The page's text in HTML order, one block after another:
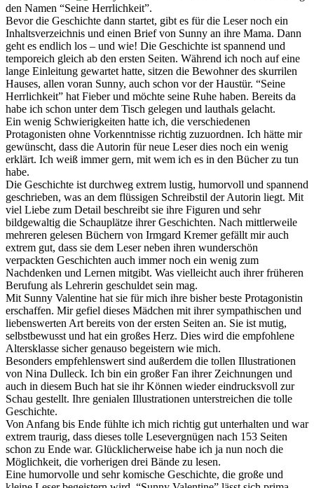
den Namen “Seine Herrlichkeit”.
Bevor die Geschichte dann startet, gibt es für die Leser noch ein
Inhaltsverzeichnis und einen Brief von Sunny an ihre Mama. Dann
geht es endlich los – und wie! Die Geschichte ist spannend und
temporeich gleich ab den ersten Seiten. Während ich noch auf eine
lange Einleitung gewartet hatte, sitzen die Bewohner des skurrilen
Hauses, allen voran Sunny, auch schon vor der Haustür. “Seine
Herrlichkeit” hat Fieber und möchte seine Ruhe haben. Bereits da
habe ich schon unter dem Tisch gelegen und lauthals gelacht.
Ein wenig Schwierigkeiten hatte ich, die verschiedenen
Protagonisten ohne Vorkenntnisse richtig zuzuordnen. Ich hätte mir
gewünscht, dass die Autorin für neue Leser dies noch ein wenig
erklärt. Ich weiß immer gern, mit wem ich es in den Bücher zu tun
habe.
Die Geschichte ist durchweg extrem lustig, humorvoll und spannend
geschrieben, was an dem flüssigen Schreibstil der Autorin liegt. Mit
viel Liebe zum Detail beschreibt sie ihre Figuren und sehr
bildgewaltig die Schauplätze ihrer Geschichten. Nach mittlerweile
mehreren gelesen Büchern von Irmgard Kremer gefällt mir auch
extrem gut, dass sie dem Leser neben ihren wunderschön
verpackten Geschichten auch immer noch ein wenig zum
Nachdenken und Lernen mitgibt. Was vielleicht auch ihrer früheren
Berufung als Lehrerin geschuldet sein mag.
Mit Sunny Valentine hat sie für mich ihre bisher beste Protagonistin
erschaffen. Mir gefiel dieses Mädchen mit ihrer sympathischen und
liebenswerten Art bereits von der ersten Seiten an. Sie ist mutig,
selbstbewusst und hat ein großes Herz. Dies wird die empfohlene
Altersklasse sicher genauso begeistern wie mich.
Besonders empfehlenswert sind außerdem die tollen Illustrationen
von Nina Dulleck. Ich bin ein großer Fan ihrer Zeichnungen und
auch in diesem Buch hat sie ihr Können wieder eindrucksvoll zur
Schau gestellt. Ihre genialen Illustrationen unterstreichen die tolle
Geschichte.
Von Anfang bis Ende fühlte ich mich richtig gut unterhalten und war
extrem traurig, dass dieses tolle Lesevergnügen nach 153 Seiten
schon zu Ende war. Glücklicherweise habe ich ja nun noch die
Möglichkeit, die vorherigen drei Bände zu lesen.
Eine humorvolle und sehr komische Geschichte, die große und